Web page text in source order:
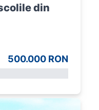
din
500.000 RON